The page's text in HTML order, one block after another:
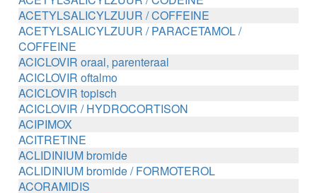
ACETYLSALICYLZUUR / COFFEINE
ACETYLSALICYLZUUR / PARACETAMOL /
COFFEINE
ACICLOVIR oraal, parenteraal
ACICLOVIR oftalmo
ACICLOVIR topisch
ACICLOVIR / HYDROCORTISON
ACIPIMOX
ACITRETINE
ACLIDINIUM bromide
ACLIDINIUM bromide / FORMOTEROL
ACORAMIDIS